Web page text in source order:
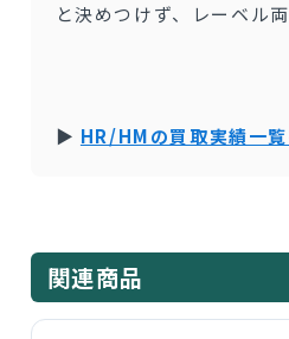
と決めつけず、レーベル
▶ HR/HMの買取実績一覧
関連商品